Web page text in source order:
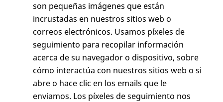
son pequeñas imágenes que están
incrustadas en nuestros sitios web o
correos electrónicos. Usamos píxeles de
seguimiento para recopilar información
acerca de su navegador o dispositivo, sobre
cómo interactúa con nuestros sitios web o si
abre o hace clic en los emails que le
enviamos. Los píxeles de seguimiento nos